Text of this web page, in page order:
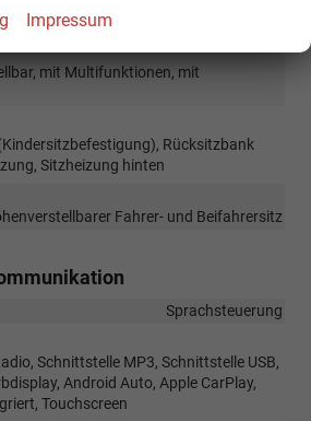
mit Multifunktionen, mit
Rücksitzbank
Sitzheizung hinten
Fahrer- und Beifahrersitz
Sprachsteuerung
Schnittstelle MP3, Schnittstelle USB,
Android Auto, Apple CarPlay,
Touchscreen
Impressum